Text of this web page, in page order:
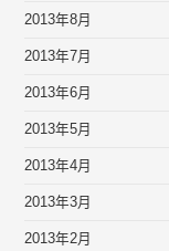
2013年8月
2013年7月
2013年6月
2013年5月
2013年4月
2013年3月
2013年2月